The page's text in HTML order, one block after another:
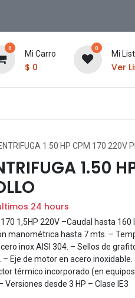
0
Mi Carro
$ 0
0
Mi
Ver
1.50 HP CPM 170 220V
1.50
24 hours
170 1,5HP 220V –Caudal hasta
manométrica hasta 7 mts. –
inox AISI 304. – Sellos de
Eje de motor en acero inoxidable.
térmico incorporado (en
Versiones desde 3 HP – Clase IE3